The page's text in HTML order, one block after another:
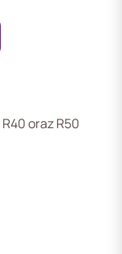
oraz R50